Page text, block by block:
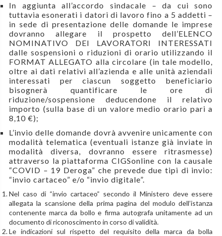
In aggiunta all’accordo sindacale – da cui sono
tuttavia esonerati i datori di lavoro fino a 5 addetti –
in sede di presentazione delle domande le imprese
dovranno allegare il prospetto dell’ELENCO
NOMINATIVO DEI LAVORATORI INTERESSATI
dalle sospensioni o riduzioni di orario utilizzando il
FORMAT ALLEGATO alla circolare (in tale modello,
oltre ai dati relativi all’azienda e alle unità aziendali
interessati per ciascun soggetto beneficiario
bisognerà quantificare le ore di
riduzione/sospensione deducendone il relativo
importo (sulla base di un valore medio orario pari a
8,10 €);
L’invio delle domande dovrà avvenire unicamente con
modalità telematica (eventuali istanze già inviate in
modalità diversa, dovranno essere ritrasmesse)
attraverso la piattaforma CIGSonline con la causale
“COVID – 19 Deroga” che prevede due tipi di invio:
“invio cartaceo” e/o “invio digitale”.
Nel caso di “invio cartaceo” secondo il Ministero deve essere
allegata la scansione della prima pagina del modulo dell’istanza
contenente marca da bollo e firma autografa unitamente ad un
documento di riconoscimento in corso di validità.
Le indicazioni sul rispetto del requisito della marca da bolla